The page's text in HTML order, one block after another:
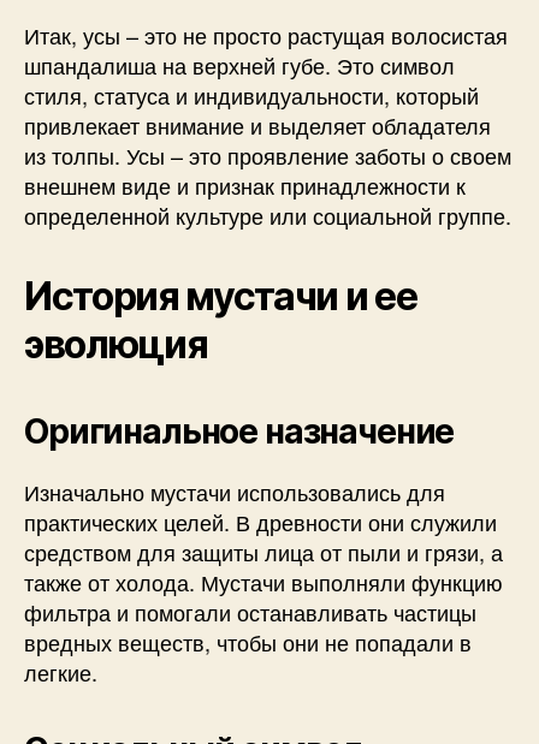
Итак, усы – это не просто растущая волосистая
шпандалиша на верхней губе. Это символ
стиля, статуса и индивидуальности, который
привлекает внимание и выделяет обладателя
из толпы. Усы – это проявление заботы о своем
внешнем виде и признак принадлежности к
определенной культуре или социальной группе.
История мустачи и ее
эволюция
Оригинальное назначение
Изначально мустачи использовались для
практических целей. В древности они служили
средством для защиты лица от пыли и грязи, а
также от холода. Мустачи выполняли функцию
фильтра и помогали останавливать частицы
вредных веществ, чтобы они не попадали в
легкие.